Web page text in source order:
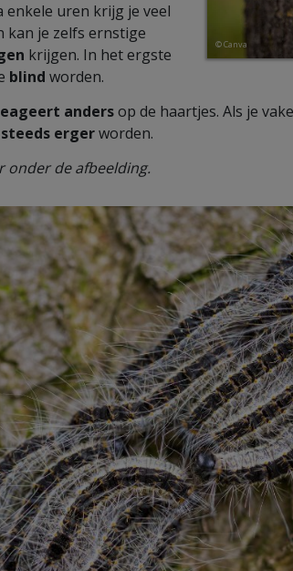
© Canva
enkele uren krijg je veel
kan je zelfs ernstige
krijgen. In het ergste
blind worden.
andersop de haartjes. Als je
ergerworden.
onder de afbeelding.